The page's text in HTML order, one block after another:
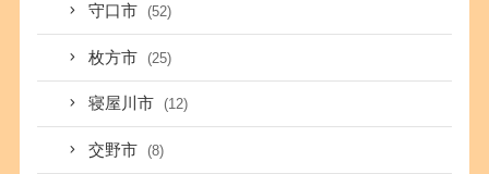
守口市 (52)
枚方市 (25)
寝屋川市 (12)
交野市 (8)